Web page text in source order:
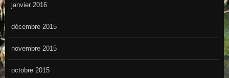
janvier 2016
décembre 2015
novembre 2015
octobre 2015